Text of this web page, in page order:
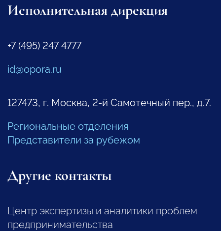
Исполнительная дирекция
+7 (495) 247 4777
id@opora.ru
127473, г. Москва, 2-й Самотечный пер., д.7.
Региональные отделения
Представители за рубежом
Другие контакты
Центр экспертизы и аналитики проблем
предпринимательства